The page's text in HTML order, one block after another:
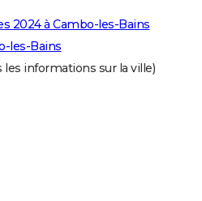
2024 à Cambo-les-Bains
les-Bains
les informations sur la ville)